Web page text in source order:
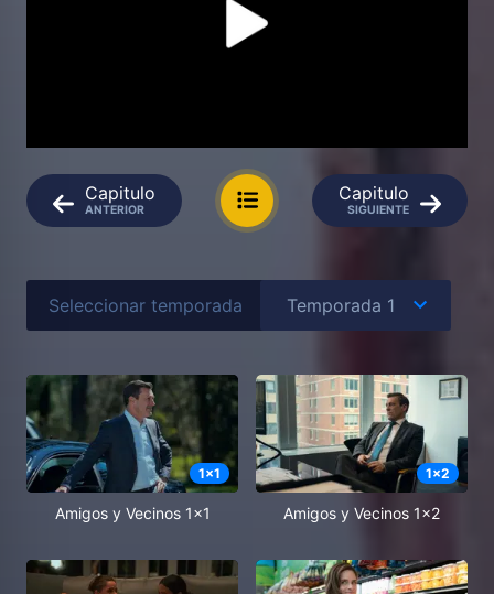
Capitulo
ANTERIOR
Capitulo
SIGUIENTE
Seleccionar temporada
1x1
Amigos y Vecinos 1x1
1x2
Amigos y Vecinos 1x2